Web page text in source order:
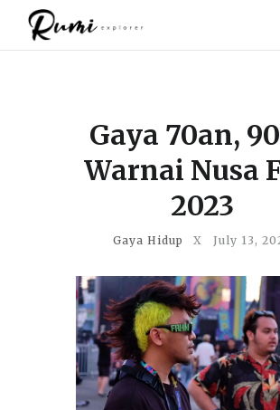
Gaya 70an,
Warnai Nusa
2023
Gaya Hidup X July 13,